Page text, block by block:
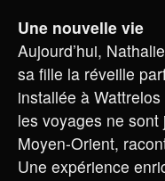
Une nouvelle vie
Aujourd’hui,
sa fille la réveille
installée à
les voyages ne
Moyen-Orient,
Une expérience